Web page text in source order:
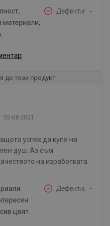
материали,
Дефекти -
до този продукт
05-08-2021
успях да купя на
душ. Аз съм
на изработката
цвят.
Дефекти -